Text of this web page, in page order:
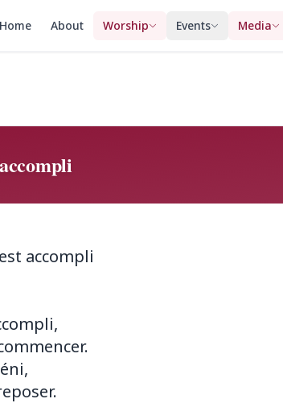
Home About Worship Events Media
accompli